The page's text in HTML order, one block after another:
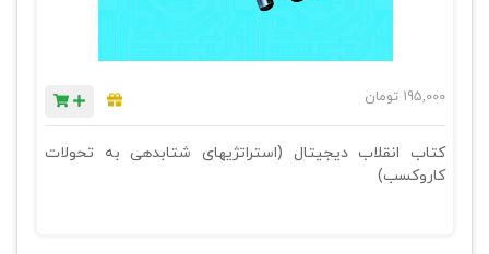
195,000 تومان
کتاب انقلاب دیجیتال (استراتژیهای شتابدهی به تحولات
کاروکسب)